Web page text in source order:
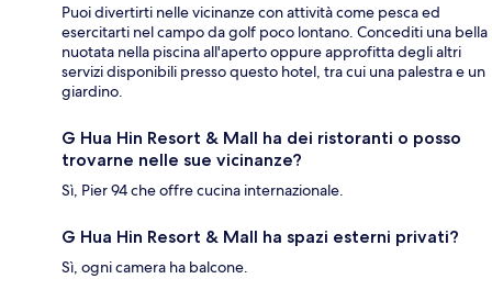
Puoi divertirti nelle vicinanze con attività come pesca ed
esercitarti nel campo da golf poco lontano. Concediti una bella
nuotata nella piscina all'aperto oppure approfitta degli altri
servizi disponibili presso questo hotel, tra cui una palestra e un
giardino.
G Hua Hin Resort & Mall ha dei ristoranti o posso
trovarne nelle sue vicinanze?
Sì, Pier 94 che offre cucina internazionale.
G Hua Hin Resort & Mall ha spazi esterni privati?
Sì, ogni camera ha balcone.